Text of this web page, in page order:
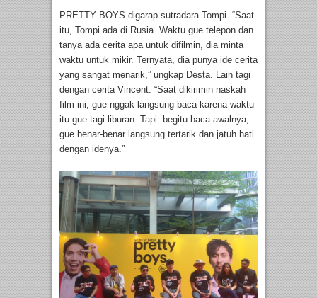
PRETTY BOYS digarap sutradara Tompi. “Saat
itu, Tompi ada di Rusia. Waktu gue telepon dan
tanya ada cerita apa untuk difilmin, dia minta
waktu untuk mikir. Ternyata, dia punya ide cerita
yang sangat menarik,” ungkap Desta. Lain tagi
dengan cerita Vincent. “Saat dikirimin naskah
film ini, gue nggak langsung baca karena waktu
itu gue tagi liburan. Tapi. begitu baca awalnya,
gue benar-benar langsung tertarik dan jatuh hati
dengan idenya.”